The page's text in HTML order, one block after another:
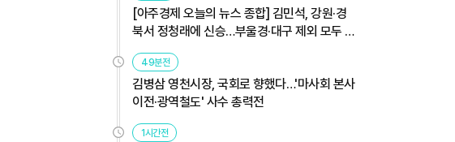
[아주경제 오늘의 뉴스 종합] 김민석, 강원·경
북서 정청래에 신승…부울경·대구 제외 모두 웃
었다 外
49분전
김병삼 영천시장, 국회로 향했다…'마사회 본사
이전·광역철도' 사수 총력전
1시간전